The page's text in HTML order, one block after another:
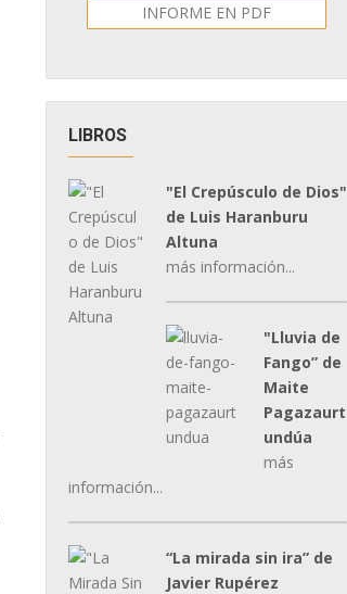
INFORME EN PDF
LIBROS
"El Crepúsculo de Dios"
de Luis Haranburu
Altuna
más información...
"Lluvia de
Fango” de
Maite
Pagazaurt
undúa
más
información...
“La mirada sin ira” de
Javier Rupérez